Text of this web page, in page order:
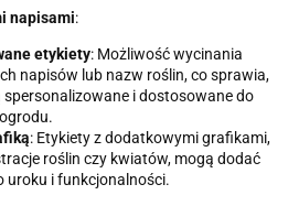
napisami:
etykiety: Możliwość wycinania
napisów lub nazw roślin, co sprawia,
spersonalizowane i dostosowane do
: Etykiety z dodatkowymi grafikami,
roślin czy kwiatów, mogą dodać
uroku i funkcjonalności.